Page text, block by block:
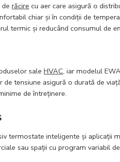
răcire cu aer care asigură o
chiar și în condiții de
termic și reducând consumul de
sale HVAC, iar modelul
tensiune asigură o durată de
de întreținere.
termostate inteligente și aplicații
sau spații cu program variabil